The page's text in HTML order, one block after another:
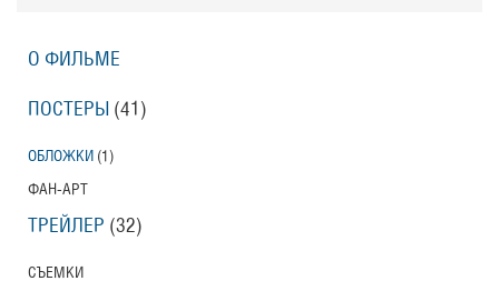
О ФИЛЬМЕ
ПОСТЕРЫ (41)
ОБЛОЖКИ (1)
ФАН-АРТ
ТРЕЙЛЕР (32)
СЪЕМКИ